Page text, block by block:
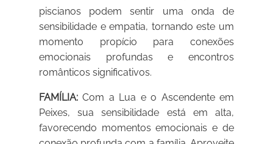
piscianos podem sentir uma onda de
sensibilidade e empatia, tornando este um
momento propício para conexões
emocionais profundas e encontros
românticos significativos.
FAMÍLIA: Com a Lua e o Ascendente em
Peixes, sua sensibilidade está em alta,
favorecendo momentos emocionais e de